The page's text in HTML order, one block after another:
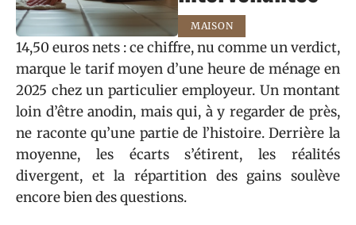
MAISON
14,50 euros nets : ce chiffre, nu comme un verdict,
marque le tarif moyen d’une heure de ménage en
2025 chez un particulier employeur. Un montant
loin d’être anodin, mais qui, à y regarder de près,
ne raconte qu’une partie de l’histoire. Derrière la
moyenne, les écarts s’étirent, les réalités
divergent, et la répartition des gains soulève
encore bien des questions.